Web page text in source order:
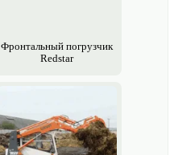
Фронтальный погрузчик
Redstar